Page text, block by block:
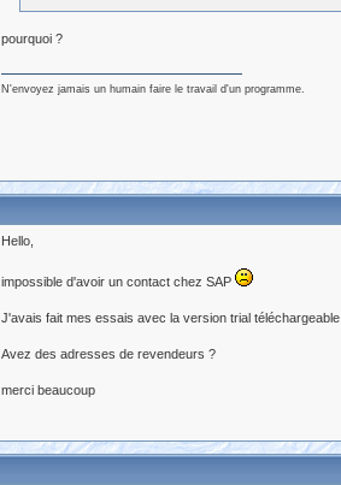
pourquoi ?
N'envoyez jamais un humain faire le travail d'un programme.
Hello,
impossible d'avoir un contact chez SAP
J'avais fait mes essais avec la version trial téléchargeable.
Avez des adresses de revendeurs ?
merci beaucoup